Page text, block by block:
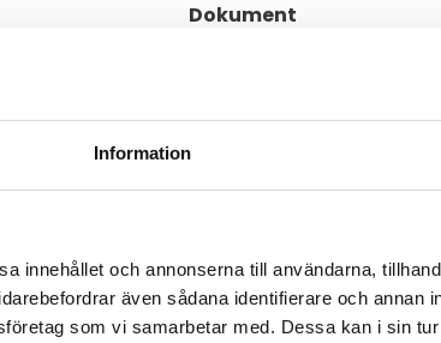
Information
innehållet och annonserna till användarna,
även sådana identifierare och annan
som vi samarbetar med. Dessa kan i sin
Dokument
Visa alla produkter från
för direkt
eller RS485